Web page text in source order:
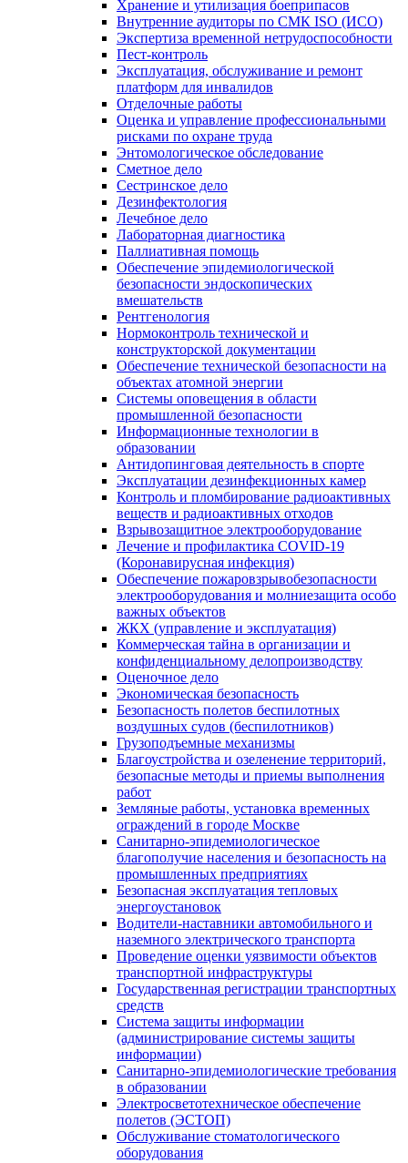
Хранение и утилизация боеприпасов
Внутренние аудиторы по СМК ISO (ИСО)
Экспертиза временной нетрудоспособности
Пест-контроль
Эксплуатация, обслуживание и ремонт
платформ для инвалидов
Отделочные работы
Оценка и управление профессиональными
рисками по охране труда
Энтомологическое обследование
Сметное дело
Сестринское дело
Дезинфектология
Лечебное дело
Лабораторная диагностика
Паллиативная помощь
Обеспечение эпидемиологической
безопасности эндоскопических
вмешательств
Рентгенология
Нормоконтроль технической и
конструкторской документации
Обеспечение технической безопасности на
объектах атомной энергии
Системы оповещения в области
промышленной безопасности
Информационные технологии в
образовании
Антидопинговая деятельность в спорте
Эксплуатации дезинфекционных камер
Контроль и пломбирование радиоактивных
веществ и радиоактивных отходов
Взрывозащитное электрооборудование
Лечение и профилактика COVID-19
(Коронавирусная инфекция)
Обеспечение пожаровзрывобезопасности
электрооборудования и молниезащита особо
важных объектов
ЖКХ (управление и эксплуатация)
Коммерческая тайна в организации и
конфиденциальному делопроизводству
Оценочное дело
Экономическая безопасность
Безопасность полетов беспилотных
воздушных судов (беспилотников)
Грузоподъемные механизмы
Благоустройства и озеленение территорий,
безопасные методы и приемы выполнения
работ
Земляные работы, установка временных
ограждений в городе Москве
Санитарно-эпидемиологическое
благополучие населения и безопасность на
промышленных предприятиях
Безопасная эксплуатация тепловых
энергоустановок
Водители-наставники автомобильного и
наземного электрического транспорта
Проведение оценки уязвимости объектов
транспортной инфраструктуры
Государственная регистрации транспортных
средств
Система защиты информации
(администрирование системы защиты
информации)
Санитарно-эпидемиологические требования
в образовании
Электросветотехническое обеспечение
полетов (ЭСТОП)
Обслуживание стоматологического
оборудования